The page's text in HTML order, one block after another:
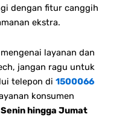
dengan fitur canggih
ekstra.
layanan dan
jangan ragu untuk
telepon di 1500066
konsumen
Senin hingga Jumat